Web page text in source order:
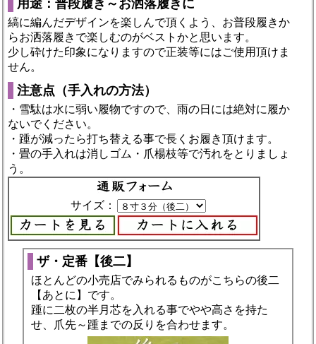
用途：普段履き～お洒落履きに
縞に編んだデザインを楽しんで頂くよう、お普段履きか
らお洒落履きで楽しむのがベストかと思います。
少し砕けた印象になりますので正装等にはご使用頂けま
せん。
注意点（手入れの方法）
・雪駄は水に弱い履物ですので、雨の日には絶対に履か
ないでください。
・踵が減ったら打ち替える事で長くお履き頂けます。
・畳の手入れは消しゴム・爪楊枝等で汚れをとりましょ
う。
サイズ：
ザ・定番【後二】
ほとんどの小売店でみられるものがこちらの後二
【あとに】です。
踵に二枚の半月芯を入れる事でやや高さを持た
せ、爪先～踵までの反りを合わせます。